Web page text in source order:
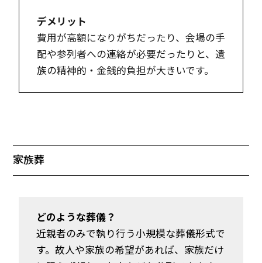
デメリット
費用が高額になりがちだったり、会場の手
配や参列者への連絡が必要だったりと、遺
族の精神的・金銭的負担が大きいです。
家族葬
どのような葬儀？
近親者のみで執り行う小規模な葬儀形式で
す。故人や家族の希望があれば、家族だけ